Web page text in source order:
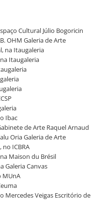
Cultural Júlio Bogoricin
OHM Galeria de Arte
na Itaugaleria
Itaugaleria
Ibac
de Arte Raquel Arnaud
Oria Galeria de Arte
ICBRA
Maison du Brésil
Galeria Canvas
MUnA
Mercedes Veigas Escritório de